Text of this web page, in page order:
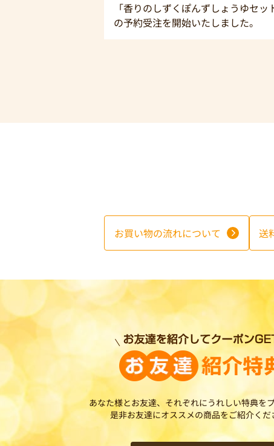
「香りのしずくぽんずしょうゆセッ
の予約受注を開始いたしました。
お買い物の流れについて 送
あなた様とお友達、それぞれにうれしい特典を
是非お友達にオススメの商品をご紹介くだ